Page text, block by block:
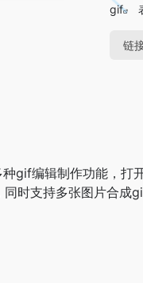
gif
链
gif编辑制作功能，打
同时支持多张图片合